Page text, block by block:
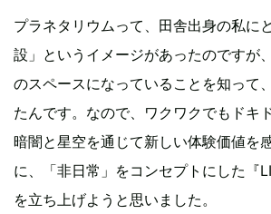
プラネタリウムって、田舎出身の私に
設」というイメージがあったのですが
のスペースになっていることを知って
たんです。なので、ワクワクでもドキ
暗闇と星空を通じて新しい体験価値を
に、「非日常」をコンセプトにした『
を立ち上げようと思いました。